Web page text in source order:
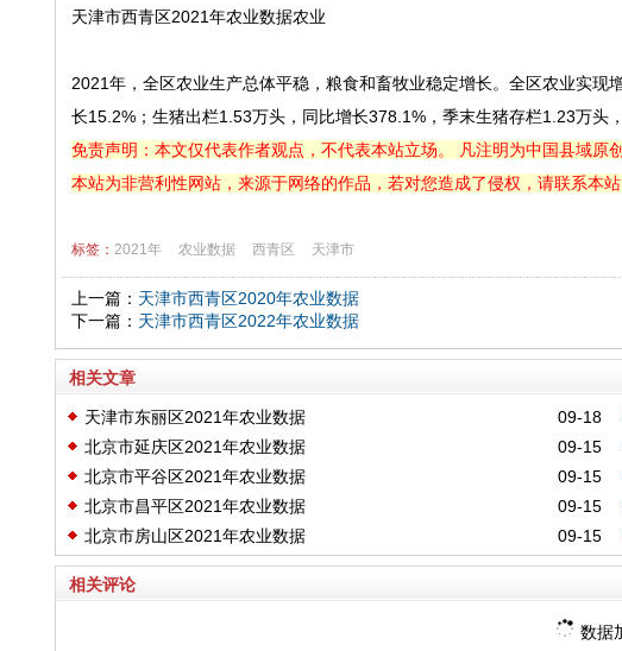
天津市西青区2021年农业数据农业
2021年，全区农业生产总体平稳，粮食和畜牧业稳定增长。全区农业实
长15.2%；生猪出栏1.53万头，同比增长378.1%，季末生猪存栏1.23万头
免责声明：本文仅代表作者观点，不代表本站立场。 凡注明为中国县域原
本站为非营利性网站，来源于网络的作品，若对您造成了侵权，请联系本站
标签： 2021年 农业数据 西青区 天津市
上一篇： 天津市西青区2020年农业数据
下一篇： 天津市西青区2022年农业数据
相关文章
09-18
天津市东丽区2021年农业数据
09-15
北京市延庆区2021年农业数据
09-15
北京市平谷区2021年农业数据
09-15
北京市昌平区2021年农业数据
09-15
北京市房山区2021年农业数据
相关评论
数据